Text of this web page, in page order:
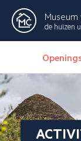
Museum
de huizen